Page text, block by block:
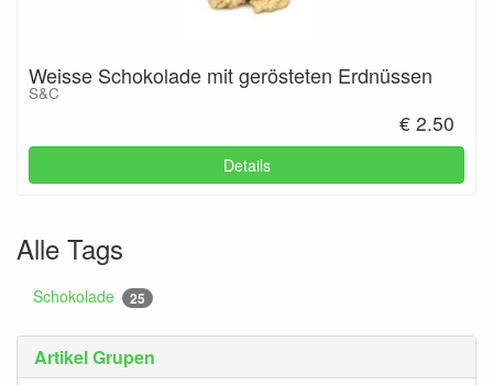
Artikel Grupen
Weisse Schokolade mit gerösteten Erdnüssen
S&C
€ 2.50
Details
Alle Tags
Schokolade 25